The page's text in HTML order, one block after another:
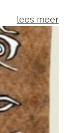
lees meer